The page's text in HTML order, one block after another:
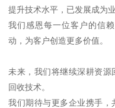
提升技术水平，已发展成为
我们感恩每一位客户的信
动，为客户创造更多价值。
未来，我们将继续深耕资
回收技术。
我们期待与更多企业携手